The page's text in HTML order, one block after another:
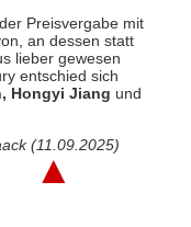
Preisvergabe mit
an dessen statt
lieber gewesen
entschied sich
Hongyi Jiang und
(11.09.2025)
▲